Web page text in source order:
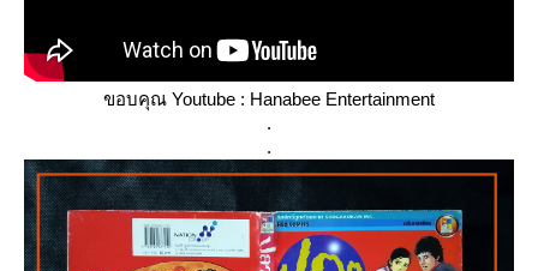
ขอบคุณ Youtube : Hanabee Entertainment
.
.